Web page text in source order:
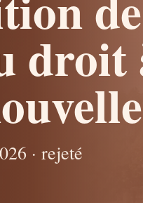
droit
· rejeté